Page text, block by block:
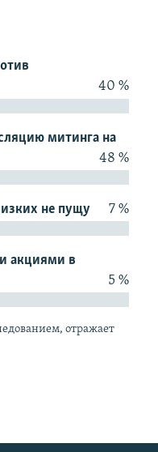
40 %
митинга на
48 %
не пущу 7 %
акциями в
5 %
отражает